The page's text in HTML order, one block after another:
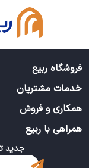
فروشگاه ربیع
خدمات مشتریان
همکاری و فروش
همراهی با ربیع
جدید